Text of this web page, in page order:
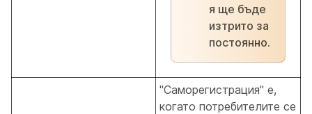
я ще бъде
изтрито за
постоянно.
"Саморегистрация" е,
когато потребителите се